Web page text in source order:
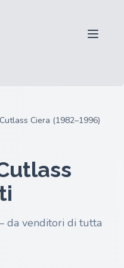
Cutlass Ciera (1982–1996)
da venditori di tutta